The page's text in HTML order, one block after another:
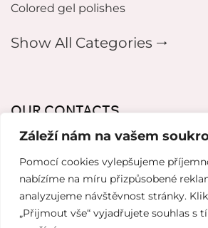
Záleží nám na vašem
Pomocí cookies vylepšujeme
nabízíme na míru přizpůsobené
analyzujeme návštěvnost stránky.
„Přijmout vše“ vyjadřujete souhlas s
Colored gel polishes
Show All Categories 🠂
OUR CONTACTS
mikeladzebeauty@gmail.com
+420 773 724 042
Thámova 221, 186 00 Karlín,